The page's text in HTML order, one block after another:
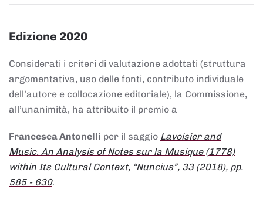
Edizione 2020
Considerati i criteri di valutazione adottati (struttura
argomentativa, uso delle fonti, contributo individuale
dell’autore e collocazione editoriale), la Commissione,
all’unanimità, ha attribuito il premio a
Francesca Antonelli per il saggio Lavoisier and
Music. An Analysis of Notes sur la Musique (1778)
within Its Cultural Context, “Nuncius”, 33 (2018), pp.
585 - 630.